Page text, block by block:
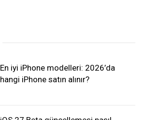
En iyi iPhone modelleri: 2026’da
hangi iPhone satın alınır?